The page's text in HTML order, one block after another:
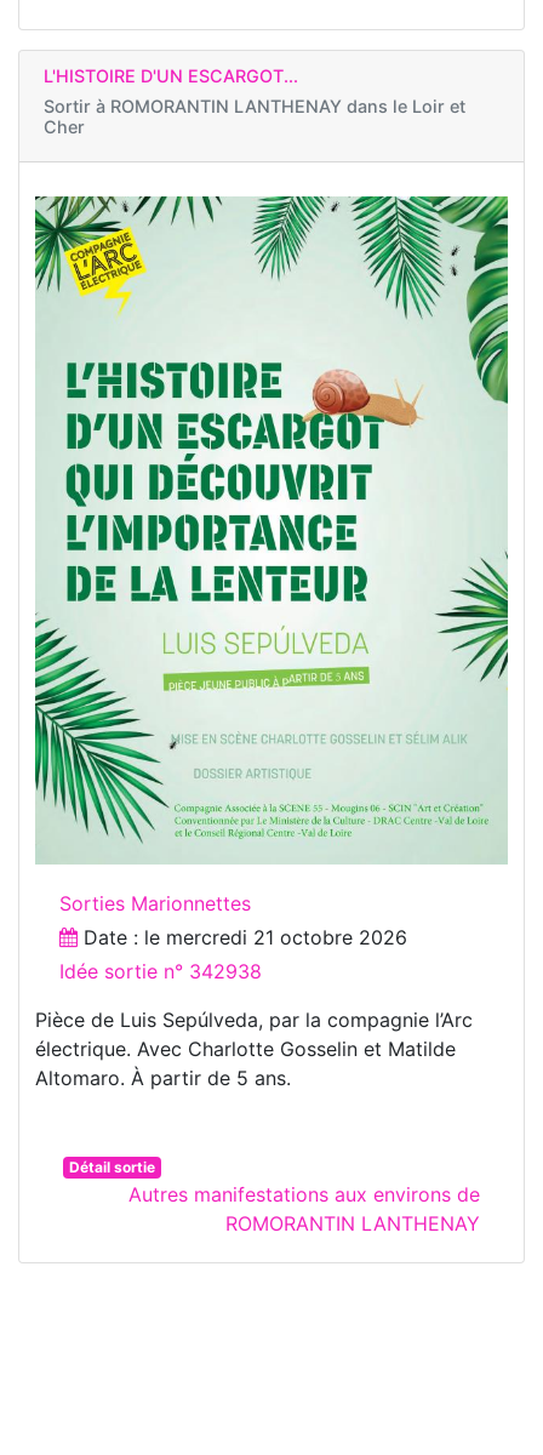
L'HISTOIRE D'UN ESCARGOT...
Sortir à ROMORANTIN LANTHENAY dans le Loir et
Cher
Sorties Marionnettes
Date : le mercredi 21 octobre 2026
Idée sortie n° 342938
Pièce de Luis Sepúlveda, par la compagnie l’Arc
électrique. Avec Charlotte Gosselin et Matilde
Altomaro. À partir de 5 ans.
Détail sortie
Autres manifestations aux environs de
ROMORANTIN LANTHENAY